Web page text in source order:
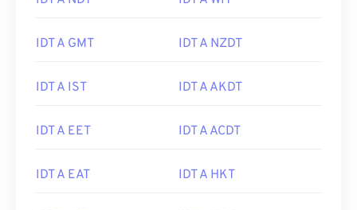
IDT A GMT IDT A NZDT
IDT A IST IDT A AKDT
IDT A EET IDT A ACDT
IDT A EAT IDT A HKT